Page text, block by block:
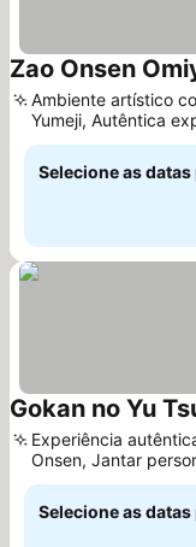
Zao Onsen
Ambiente artístico
Yumeji, Autêntica
Onsen
Selecione as
Gokan no Yu
Experiência
Onsen, Jantar
quarto
Selecione as